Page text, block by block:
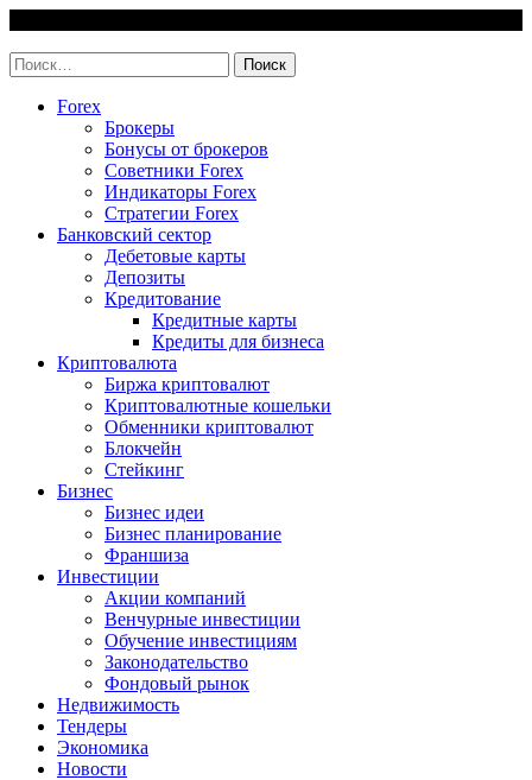
content
Найти:
Forex
Брокеры
Бонусы от брокеров
Советники Forex
Индикаторы Forex
Стратегии Forex
Банковский сектор
Дебетовые карты
Депозиты
Кредитование
Кредитные карты
Кредиты для бизнеса
Криптовалюта
Биржа криптовалют
Криптовалютные кошельки
Обменники криптовалют
Блокчейн
Стейкинг
Бизнес
Бизнес идеи
Бизнес планирование
Франшиза
Инвестиции
Акции компаний
Венчурные инвестиции
Обучение инвестициям
Законодательство
Фондовый рынок
Недвижимость
Тендеры
Экономика
Новости